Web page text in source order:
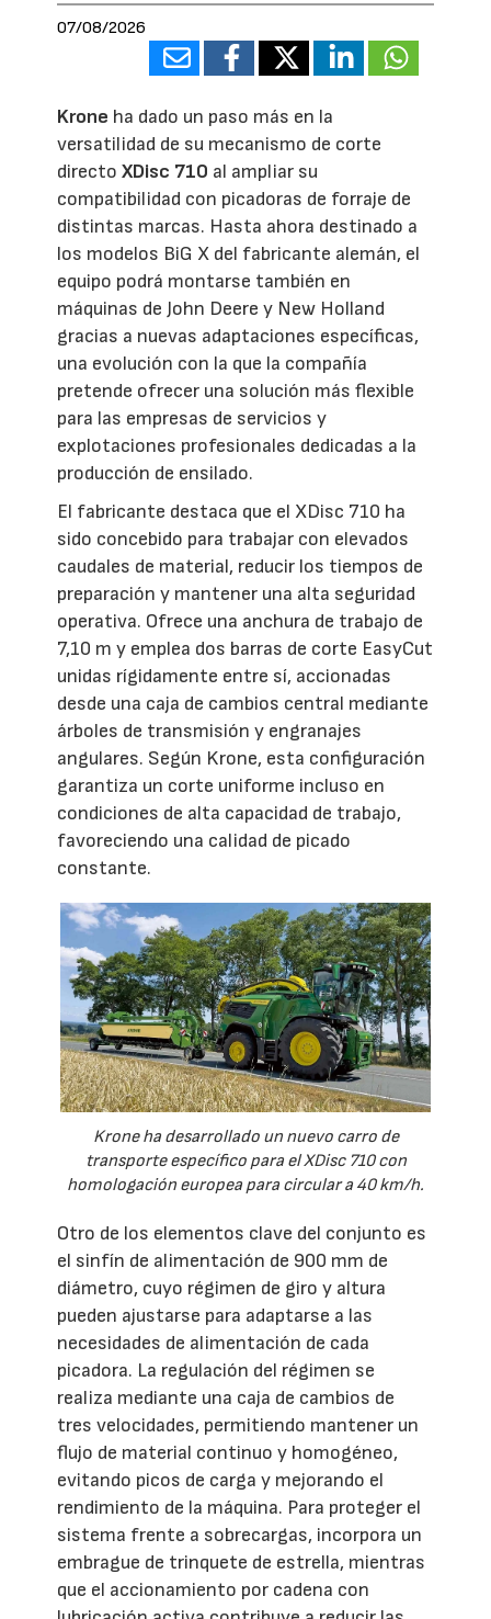
07/08/2026
Krone ha dado un paso más en la
versatilidad de su mecanismo de corte
directoXDisc 710 al ampliar su
compatibilidad con picadoras de forraje de
distintas marcas. Hasta ahora destinado a
los modelos BiG X del fabricante alemán, el
equipo podrá montarse también en
máquinas de John Deere y New Holland
gracias a nuevas adaptaciones específicas,
una evolución con la que la compañía
pretende ofrecer una solución más flexible
para las empresas de servicios y
explotaciones profesionales dedicadas a la
producción de ensilado.
El fabricante destaca que el XDisc 710 ha
sido concebido para trabajar con elevados
caudales de material, reducir los tiempos de
preparación y mantener una alta seguridad
operativa. Ofrece una anchura de trabajo de
7,10 m y emplea dos barras de corte EasyCut
unidas rígidamente entre sí, accionadas
desde una caja de cambios central mediante
árboles de transmisión y engranajes
angulares. Según Krone, esta configuración
garantiza un corte uniforme incluso en
condiciones de alta capacidad de trabajo,
favoreciendo una calidad de picado
constante.
Krone ha desarrollado un nuevo carro de
transporte específico para el XDisc 710 con
homologación europea para circular a 40 km/h.
Otro de los elementos clave del conjunto es
el sinfín de alimentación de 900 mm de
diámetro, cuyo régimen de giro y altura
pueden ajustarse para adaptarse a las
necesidades de alimentación de cada
picadora. La regulación del régimen se
realiza mediante una caja de cambios de
tres velocidades, permitiendo mantener un
flujo de material continuo y homogéneo,
evitando picos de carga y mejorando el
rendimiento de la máquina. Para proteger el
sistema frente a sobrecargas, incorpora un
embrague de trinquete de estrella, mientras
que el accionamiento por cadena con